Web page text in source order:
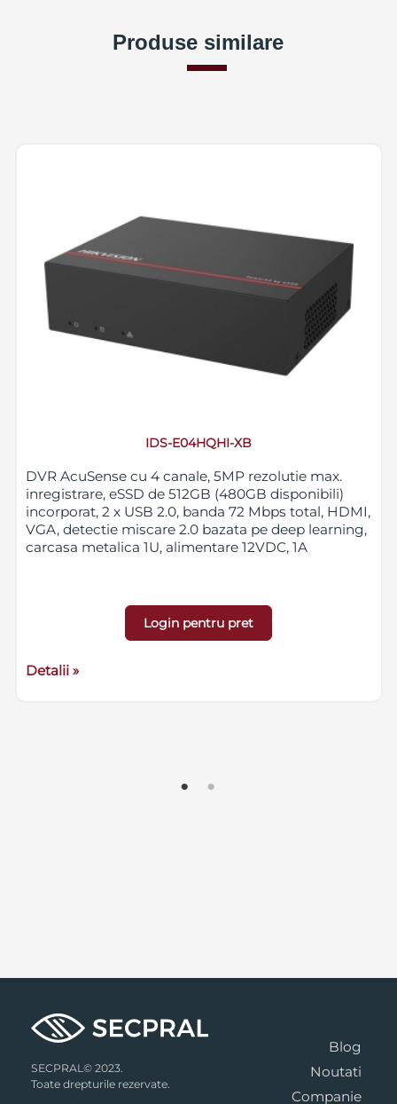
Produse similare
IDS-E04HQHI-XB
DVR AcuSense cu 4 canale, 5MP rezolutie max.
inregistrare, eSSD de 512GB (480GB disponibili)
incorporat, 2 x USB 2.0, banda 72 Mbps total, HDMI,
VGA, detectie miscare 2.0 bazata pe deep learning,
carcasa metalica 1U, alimentare 12VDC, 1A
Login pentru pret
Detalii »
SECPRAL© 2023.
Toate drepturile rezervate.
Blog
Noutati
Companie